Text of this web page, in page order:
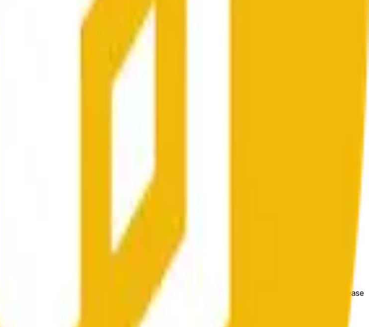
響される可能性があります。
in the title is greater than or equal to the price at the beginning of that range. Otherwise, it will
specifically the BNB/USD data stream available at https://data.chain.link/streams/bnb-usd. Please
not according to other sources or spot markets.